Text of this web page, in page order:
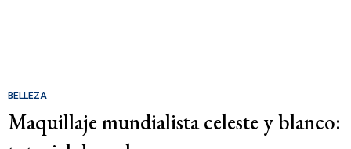
BELLEZA
Maquillaje mundialista celeste y blanco: